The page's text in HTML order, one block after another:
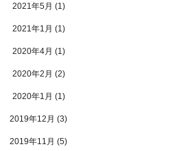
2021年5月 (1)
2021年1月 (1)
2020年4月 (1)
2020年2月 (2)
2020年1月 (1)
2019年12月 (3)
2019年11月 (5)